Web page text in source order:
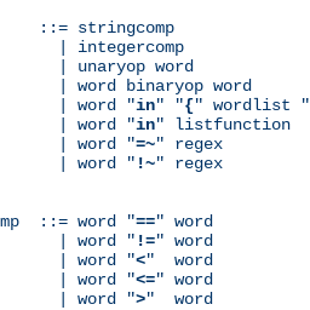
::= stringcomp
| integercomp
| unaryop word
| word binaryop word
| word "
in" "{" wordlist "
| word "
in" listfunction
| word "
=~" regex
| word "
!~" regex
::= word "==" word
| word "
!=" word
| word "
<"  word
| word "
<=" word
| word "
>"  word